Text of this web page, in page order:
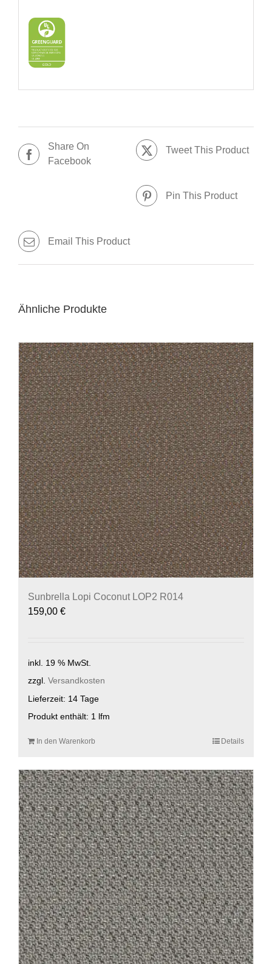
Share On
Facebook
Tweet This Product
Pin This Product
Email This Product
Ähnliche Produkte
Sunbrella Lopi Coconut LOP2 R014
159,00 €
inkl. 19 % MwSt.
zzgl. Versandkosten
Lieferzeit: 14 Tage
Produkt enthält: 1 lfm
In den Warenkorb Details